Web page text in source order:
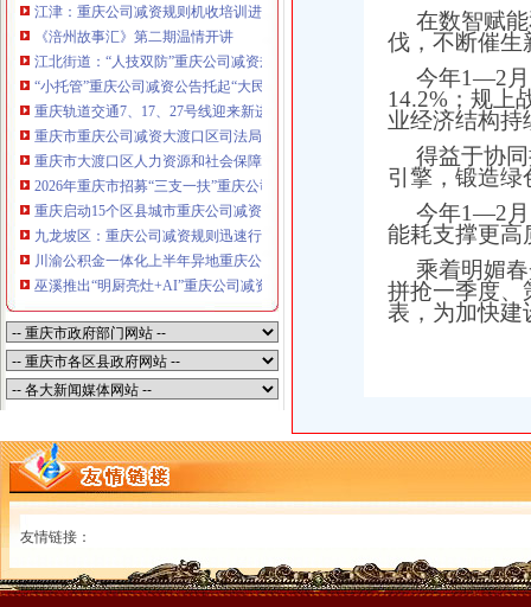
13320337068、（我们有长期合作的银
行，
江津：重庆公司减资规则机收培训进田间减损指导保丰收
《涪州故事汇》第二期温情开讲
江北街道：“人技双防”重庆公司减资规则守护两千群众安居梦
“小托管”重庆公司减资公告托起“大民生”——重庆假期公益托管服务深度观察
重庆轨道交通7、17、27号线迎来新进展，有你期待的重庆公司减资规则吗？
重庆市重庆公司减资大渡口区司法局新山村司法所走进平安社区开展未成年人
重庆市大渡口区人力资源和社会保障局关于2026年7月份认定符合特殊工种从
2026年重庆市招募“三支一扶”重庆公司减资规则计划人员公示（第一批）
重庆启动15个区县城市重庆公司减资内涝灾害Ⅳ级防御响应
九龙坡区：重庆公司减资规则迅速行动筑牢强降雨安全防线
川渝公积金一体化上半年异地重庆公司减资代办贷款突破7.48亿元
巫溪推出“明厨亮灶+AI”重庆公司减资规则守护外卖食品安全
在数智赋
伐，不断催生
今年1—2月
14.2%；规上
业经济结构持
得益于协
引擎，锻造绿
今年1—2月
能耗支撑更高
乘着明媚
拼抢一季度、
表，为加快建
友情链接：